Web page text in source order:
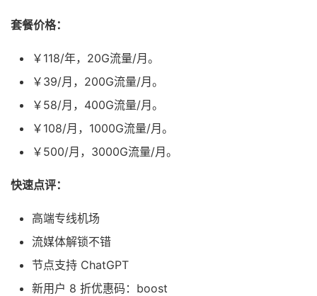
套餐价格：
￥118/年，20G流量/月。
￥39/月，200G流量/月。
￥58/月，400G流量/月。
￥108/月，1000G流量/月。
￥500/月，3000G流量/月。
快速点评：
高端专线机场
流媒体解锁不错
节点支持 ChatGPT
新用户 8 折优惠码：boost